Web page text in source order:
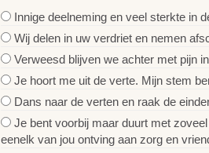
Innige deelneming en veel sterkte in
Wij delen in uw verdriet en nemen
Verweesd blijven we achter met pijn
Je hoort me uit de verte. Mijn stem
Dans naar de verten en raak de
Je bent voorbij maar duurt met
eenelk van jou ontving aan zorg en